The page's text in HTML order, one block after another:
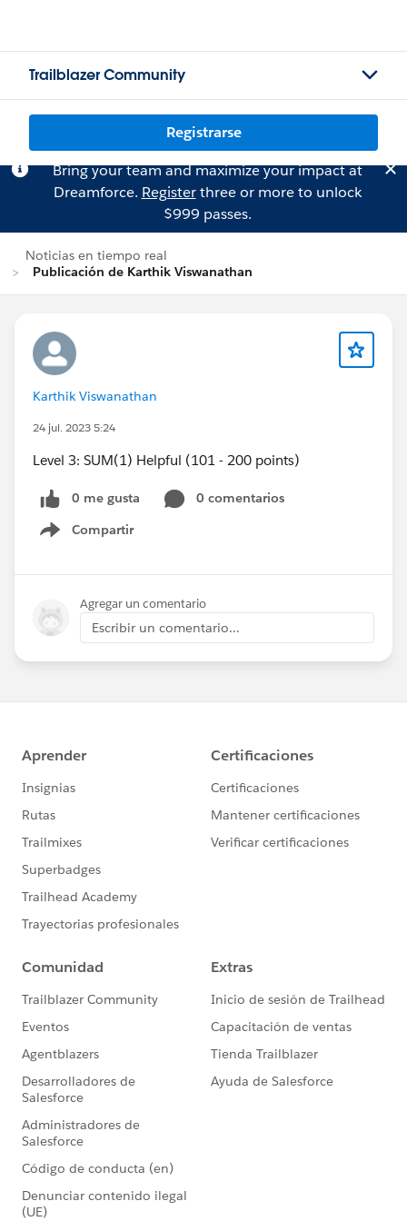
Trailblazer Community
Registrarse
Bring your team and maximize your impact at
Dreamforce. Registerthree or more to unlock
$999 passes.
Noticias en tiempo real
Publicación de Karthik Viswanathan
Karthik Viswanathan
24 jul. 2023 5:24
Level 3: SUM(1) Helpful (101 - 200 points)
0 me gusta
0 comentarios
Compartir
Show menu
Agregar un comentario
Escribir un comentario...